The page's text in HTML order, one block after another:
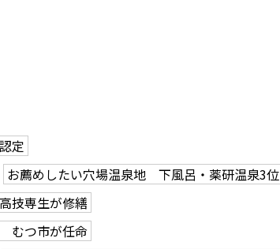
定
お薦めしたい穴場温泉地 下風呂・薬研温泉3位
技専生が修繕
むつ市が任命